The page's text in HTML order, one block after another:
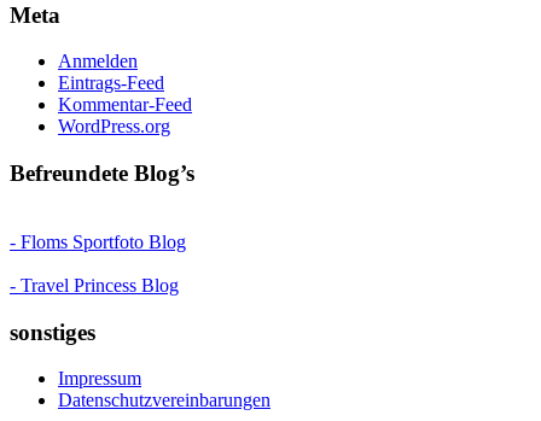
Meta
Anmelden
Eintrags-Feed
Kommentar-Feed
WordPress.org
Befreundete Blog’s
- Floms Sportfoto Blog
- Travel Princess Blog
sonstiges
Impressum
Datenschutzvereinbarungen